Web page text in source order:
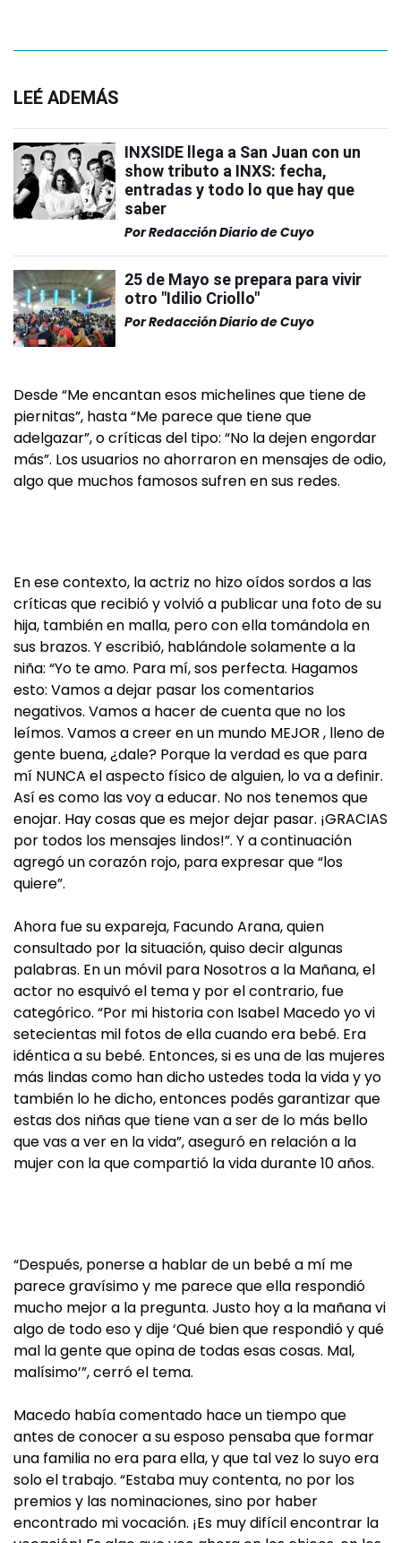
LEÉ ADEMÁS
INXSIDE llega a San Juan con un
show tributo a INXS: fecha,
entradas y todo lo que hay que
saber
PorRedacción Diario de Cuyo
25 de Mayo se prepara para vivir
otro "Idilio Criollo"
PorRedacción Diario de Cuyo
Desde “Me encantan esos michelines que tiene de
piernitas”, hasta “Me parece que tiene que
adelgazar”, o críticas del tipo: “No la dejen engordar
más”. Los usuarios no ahorraron en mensajes de odio,
algo que muchos famosos sufren en sus redes.
En ese contexto, la actriz no hizo oídos sordos a las
críticas que recibió y volvió a publicar una foto de su
hija, también en malla, pero con ella tomándola en
sus brazos. Y escribió, hablándole solamente a la
niña: “Yo te amo. Para mí, sos perfecta. Hagamos
esto: Vamos a dejar pasar los comentarios
negativos. Vamos a hacer de cuenta que no los
leímos. Vamos a creer en un mundo MEJOR , lleno de
gente buena, ¿dale? Porque la verdad es que para
mí NUNCA el aspecto físico de alguien, lo va a definir.
Así es como las voy a educar. No nos tenemos que
enojar. Hay cosas que es mejor dejar pasar. ¡GRACIAS
por todos los mensajes lindos!”. Y a continuación
agregó un corazón rojo, para expresar que “los
quiere”.
Ahora fue su expareja, Facundo Arana, quien
consultado por la situación, quiso decir algunas
palabras. En un móvil para Nosotros a la Mañana, el
actor no esquivó el tema y por el contrario, fue
categórico. “Por mi historia con Isabel Macedo yo vi
setecientas mil fotos de ella cuando era bebé. Era
idéntica a su bebé. Entonces, si es una de las mujeres
más lindas como han dicho ustedes toda la vida y yo
también lo he dicho, entonces podés garantizar que
estas dos niñas que tiene van a ser de lo más bello
que vas a ver en la vida”, aseguró en relación a la
mujer con la que compartió la vida durante 10 años.
“Después, ponerse a hablar de un bebé a mí me
parece gravísimo y me parece que ella respondió
mucho mejor a la pregunta. Justo hoy a la mañana vi
algo de todo eso y dije ‘Qué bien que respondió y qué
mal la gente que opina de todas esas cosas. Mal,
malísimo’”, cerró el tema.
Macedo había comentado hace un tiempo que
antes de conocer a su esposo pensaba que formar
una familia no era para ella, y que tal vez lo suyo era
solo el trabajo. “Estaba muy contenta, no por los
premios y las nominaciones, sino por haber
encontrado mi vocación. ¡Es muy difícil encontrar la